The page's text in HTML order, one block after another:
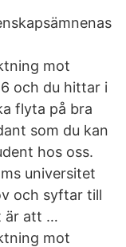
mot
och du hittar i
flyta på bra
som du kan
hos oss.
universitet
och syftar till
är att …
mot